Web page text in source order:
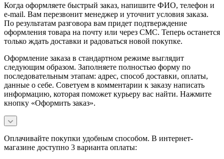
Когда оформляете быстрый заказ, напишите ФИО, телефон и
e-mail. Вам перезвонит менеджер и уточнит условия заказа.
По результатам разговора вам придет подтверждение
оформления товара на почту или через СМС. Теперь останется
только ждать доставки и радоваться новой покупке.
Оформление заказа в стандартном режиме выглядит
следующим образом. Заполняете полностью форму по
последовательным этапам: адрес, способ доставки, оплаты,
данные о себе. Советуем в комментарии к заказу написать
информацию, которая поможет курьеру вас найти. Нажмите
кнопку «Оформить заказ».
Оплачивайте покупки удобным способом. В интернет-
магазине доступно 3 варианта оплаты: